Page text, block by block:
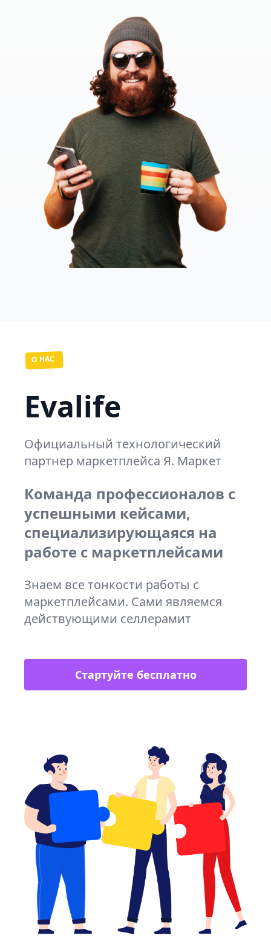
О НАС
Evalife
Официальный технологический
партнер маркетплейса Я. Маркет
Команда профессионалов с
успешными кейсами,
специализирующаяся на
работе с маркетплейсами
Знаем все тонкости работы с
маркетплейсами. Сами являемся
действующими селлерамит
Стартуйте бесплатно